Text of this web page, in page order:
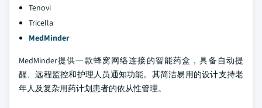
Tenovi
Tricella
MedMinder
MedMinder提供一款蜂窝网络连接的智能药盒，具备自动提
醒、远程监控和护理人员通知功能。其简洁易用的设计支持老
年人及复杂用药计划患者的依从性管理。